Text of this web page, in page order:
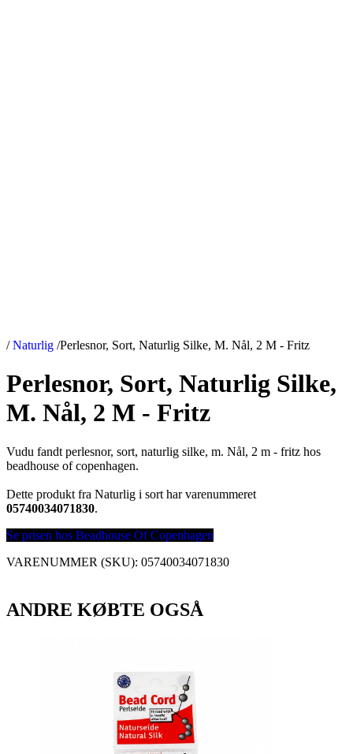
/ Naturlig /Perlesnor, Sort, Naturlig Silke, M. Nål, 2 M - Fritz
Perlesnor, Sort, Naturlig Silke,
M. Nål, 2 M - Fritz
Vudu fandt perlesnor, sort, naturlig silke, m. Nål, 2 m - fritz hos
beadhouse of copenhagen.
Dette produkt fra Naturlig i sort har varenummeret
05740034071830.
Se prisen hos Beadhouse Of Copenhagen
VARENUMMER (SKU): 05740034071830
ANDRE KØBTE OGSÅ